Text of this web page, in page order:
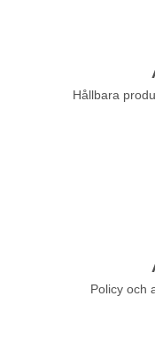
Hållbara
Policy och